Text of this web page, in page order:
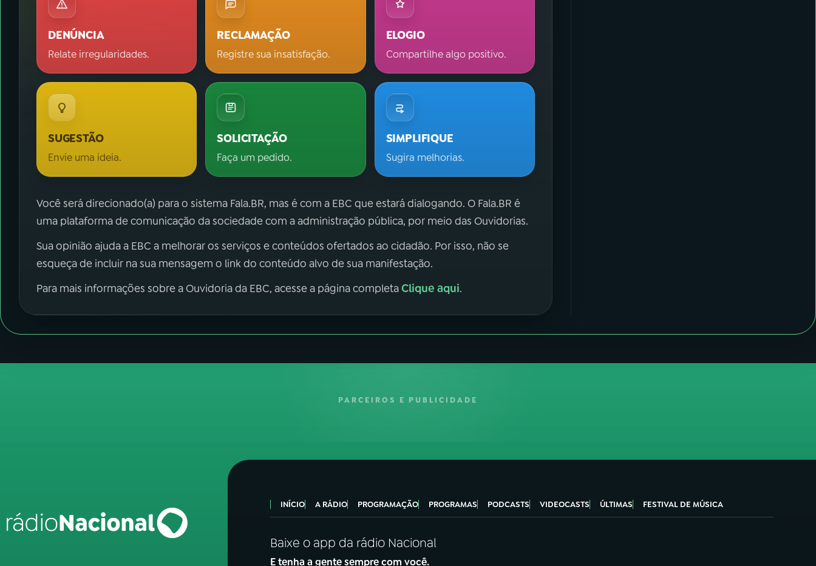
DENÚNCIA
Relate irregularidades.
RECLAMAÇÃO
Registre sua insatisfação.
ELOGIO
Compartilhe algo positivo.
SUGESTÃO
Envie uma ideia.
SOLICITAÇÃO
Faça um pedido.
SIMPLIFIQUE
Sugira melhorias.
Você será direcionado(a) para o sistema Fala.BR, mas é com a EBC que estará dialogando. O Fala.BR é
uma plataforma de comunicação da sociedade com a administração pública, por meio das Ouvidorias.
Sua opinião ajuda a EBC a melhorar os serviços e conteúdos ofertados ao cidadão. Por isso, não se
esqueça de incluir na sua mensagem o link do conteúdo alvo de sua manifestação.
Para mais informações sobre a Ouvidoria da EBC, acesse a página completaClique aqui.
PARCEIROS E PUBLICIDADE
INÍCIO A RÁDIO PROGRAMAÇÃO PROGRAMAS PODCASTS VIDEOCASTS ÚLTIMAS FESTIVAL DE MÚSICA
Baixe o app da rádio Nacional
E tenha a gente sempre com você.